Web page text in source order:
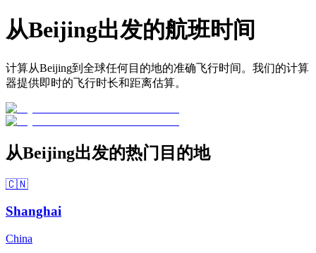
从Beijing出发的航班时间
计算从Beijing到全球任何目的地的准确飞行时间。我们的计算
器提供即时的飞行时长和距离估算。
从Beijing出发的热门目的地
🇨🇳
Shanghai
China